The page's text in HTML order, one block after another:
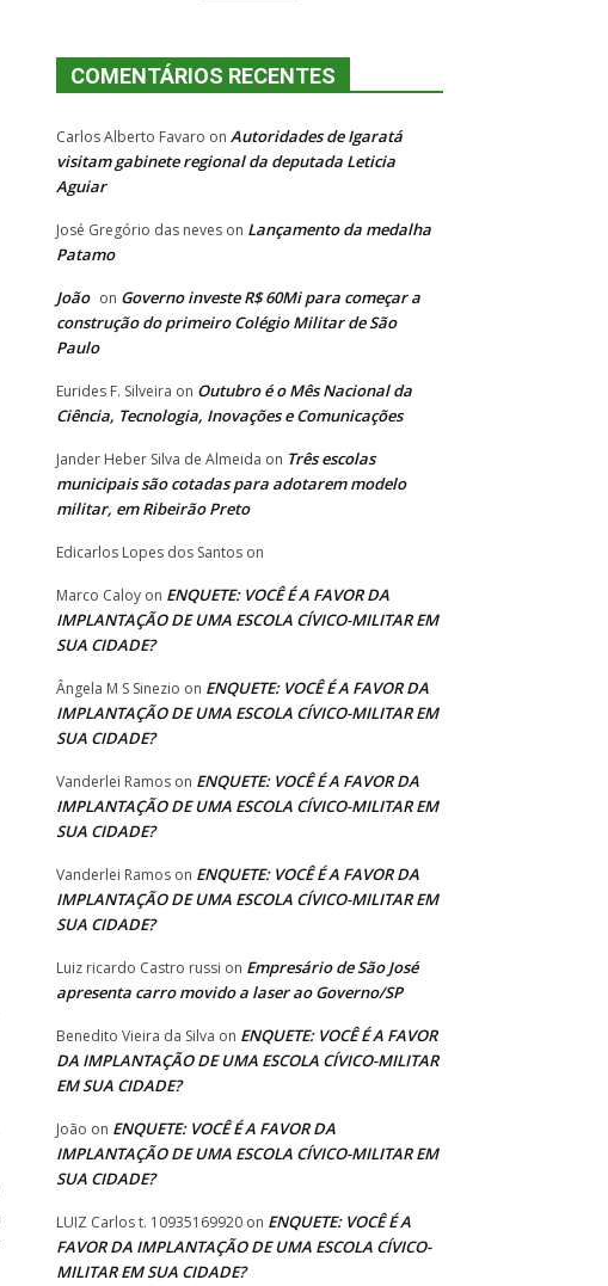
COMENTÁRIOS RECENTES
Carlos Alberto Favaro on Autoridades de Igaratá
visitam gabinete regional da deputada Leticia
Aguiar
José Gregório das neves on Lançamento da medalha
Patamo
João on Governo investe R$ 60Mi para começar a
construção do primeiro Colégio Militar de São
Paulo
Eurides F. Silveira on Outubro é o Mês Nacional da
Ciência, Tecnologia, Inovações e Comunicações
Jander Heber Silva de Almeida on Três escolas
municipais são cotadas para adotarem modelo
militar, em Ribeirão Preto
Edicarlos Lopes dos Santos on
Marco Caloy on ENQUETE: VOCÊ É A FAVOR DA
IMPLANTAÇÃO DE UMA ESCOLA CÍVICO-MILITAR EM
SUA CIDADE?
Ângela M S Sinezio on ENQUETE: VOCÊ É A FAVOR DA
IMPLANTAÇÃO DE UMA ESCOLA CÍVICO-MILITAR EM
SUA CIDADE?
Vanderlei Ramos on ENQUETE: VOCÊ É A FAVOR DA
IMPLANTAÇÃO DE UMA ESCOLA CÍVICO-MILITAR EM
SUA CIDADE?
Vanderlei Ramos on ENQUETE: VOCÊ É A FAVOR DA
IMPLANTAÇÃO DE UMA ESCOLA CÍVICO-MILITAR EM
SUA CIDADE?
Luiz ricardo Castro russi on Empresário de São José
apresenta carro movido a laser ao Governo/SP
Benedito Vieira da Silva on ENQUETE: VOCÊ É A FAVOR
DA IMPLANTAÇÃO DE UMA ESCOLA CÍVICO-MILITAR
EM SUA CIDADE?
João on ENQUETE: VOCÊ É A FAVOR DA
IMPLANTAÇÃO DE UMA ESCOLA CÍVICO-MILITAR EM
SUA CIDADE?
LUIZ Carlos t. 10935169920 on ENQUETE: VOCÊ É A
FAVOR DA IMPLANTAÇÃO DE UMA ESCOLA CÍVICO-
MILITAR EM SUA CIDADE?